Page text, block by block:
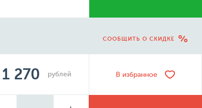
СООБЩИТЬ О СКИДКЕ
1 270 рублей В избранное